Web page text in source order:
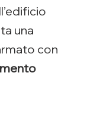
una
con